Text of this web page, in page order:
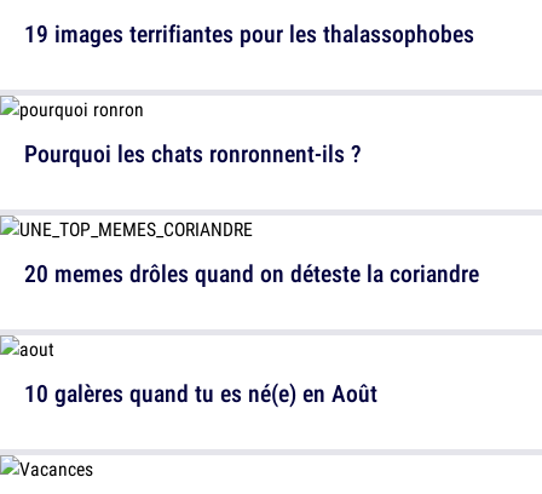
Pourquoi les chats ronronnent-ils ?
10 galères quand tu es né(e) en Août
19 images terrifiantes pour les thalassophobes
20 memes drôles quand on déteste la coriandre